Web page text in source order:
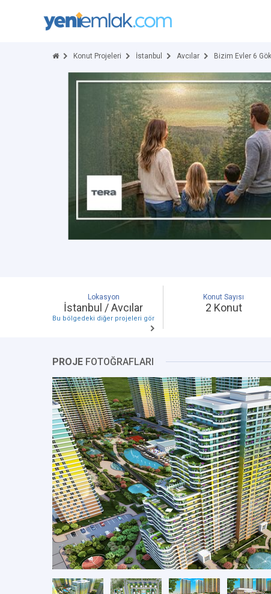
Konut Projeleri İstanbul Avcılar Bizim Evler 6
Lokasyon
İstanbul / Avcılar
Bu bölgedeki diğer projeleri gör
Konut Sayısı
2 Konut
PROJE FOTOĞRAFLARI